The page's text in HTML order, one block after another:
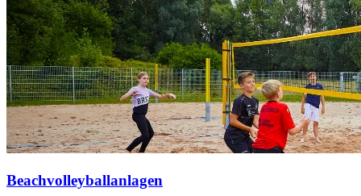
Beachvolleyballanlagen